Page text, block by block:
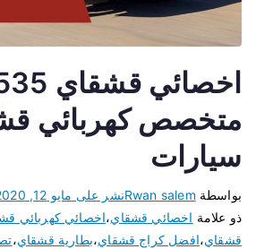
متخصص كهربائي
سيارات
بواسطة Rwan salemنشر على مايو 12, 2020
ذو علامة اخصائي قشقاي،اخصائي كهربائي
قشقاي،افضل كراج قشقاي،بطارية قشقاي،